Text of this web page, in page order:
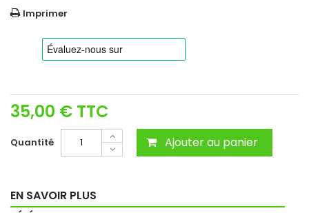
Imprimer
35,00 € TTC
Quantité Ajouter au panier
EN SAVOIR PLUS